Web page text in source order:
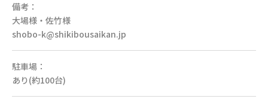
備考：
大場様・佐竹様
shobo-k@shikibousaikan.jp
駐車場：
あり(約100台)